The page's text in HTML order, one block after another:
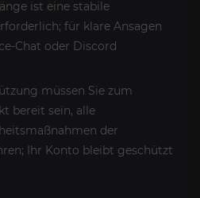
ist eine stabile
für klare Ansagen
Chat oder Discord
müssen Sie zum
bereit sein, alle
der
Ihr Konto bleibt geschützt